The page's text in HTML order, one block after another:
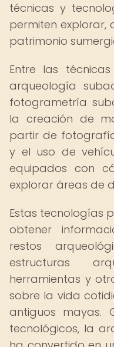
técnicas y
permiten explorar,
patrimonio
Entre las
arqueología
fotogrametría
la creación de
partir de
y el uso de
equipados con
explorar áreas de
Estas tecnologías
obtener
restos
estructuras
herramientas y
sobre la vida
antiguos mayas.
tecnológicos, la